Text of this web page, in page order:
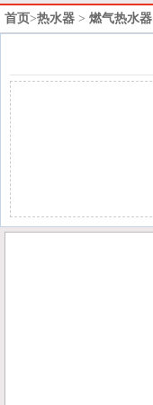
首页>热水器 > 燃气热水器